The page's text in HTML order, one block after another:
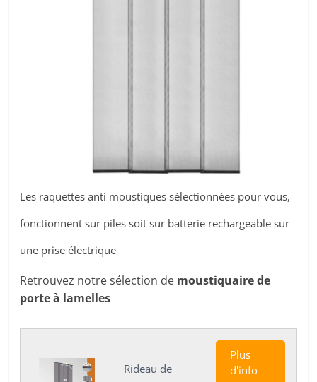
Les raquettes anti moustiques sélectionnées pour vous,
fonctionnent sur piles soit sur batterie rechargeable sur
une prise électrique
Retrouvez notre sélection de moustiquaire de
porte à lamelles
Rideau de
Plus
d'info